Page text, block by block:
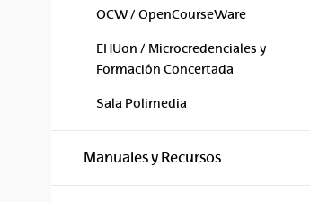
OCW / OpenCourseWare
EHUon / Microcredenciales y
Formación Concertada
Sala Polimedia
Manuales y Recursos